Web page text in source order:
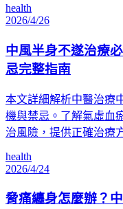
health
2026/4/26
中風半身不遂治療
忌完整指南
本文詳細解析中醫治療
機與禁忌。了解氣虛血
治風險，提供正確治療
health
2026/4/24
脅痛纏身怎麼辦？